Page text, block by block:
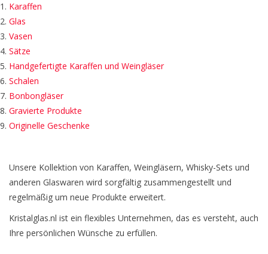
Karaffen
Glas
Vasen
Sätze
Handgefertigte Karaffen und Weingläser
Schalen
Bonbongläser
Gravierte Produkte
Originelle Geschenke
Unsere Kollektion von Karaffen, Weingläsern, Whisky-Sets und
anderen Glaswaren wird sorgfältig zusammengestellt und
regelmäßig um neue Produkte erweitert.
Kristalglas.nl ist ein flexibles Unternehmen, das es versteht, auch
Ihre persönlichen Wünsche zu erfüllen.